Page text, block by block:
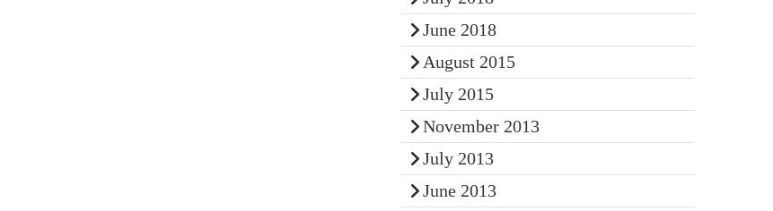
June 2018
August 2015
July 2015
November 2013
July 2013
June 2013